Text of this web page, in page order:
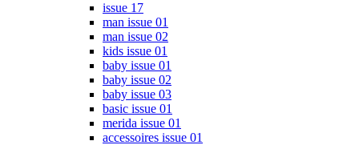
issue 17
man issue 01
man issue 02
kids issue 01
baby issue 01
baby issue 02
baby issue 03
basic issue 01
merida issue 01
accessoires issue 01